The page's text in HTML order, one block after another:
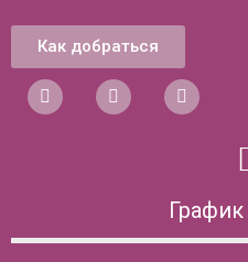
Как добраться